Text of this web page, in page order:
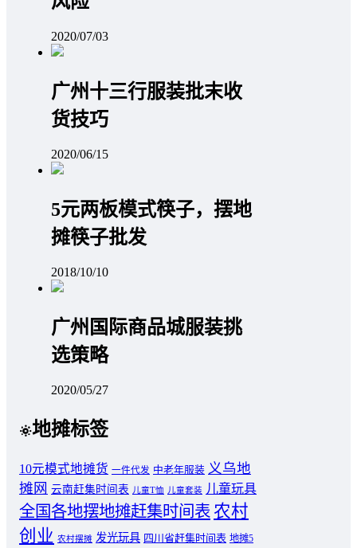
2020/07/03
广州十三行服装批末收
货技巧
2020/06/15
5元两板模式筷子，摆地
摊筷子批发
2018/10/10
广州国际商品城服装挑
选策略
2020/05/27
地摊标签
10元模式地摊货 一件代发 中老年服装 义乌地
摊网 云南赶集时间表 儿童T恤 儿童套装 儿童玩具
全国各地摆地摊赶集时间表 农村
创业 农村摆摊 发光玩具 四川省赶集时间表 地摊5